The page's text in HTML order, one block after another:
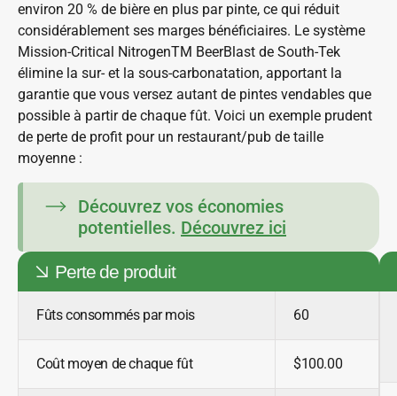
environ 20 % de bière en plus par pinte, ce qui réduit
considérablement ses marges bénéficiaires. Le système
Mission-Critical NitrogenTM BeerBlast de South-Tek
élimine la sur- et la sous-carbonatation, apportant la
garantie que vous versez autant de pintes vendables que
possible à partir de chaque fût. Voici un exemple prudent
de perte de profit pour un restaurant/pub de taille
moyenne :
Découvrez vos économies
potentielles. Découvrez ici
Perte de produit
Fûts consommés par mois 60
Coût moyen de chaque fût $100.00